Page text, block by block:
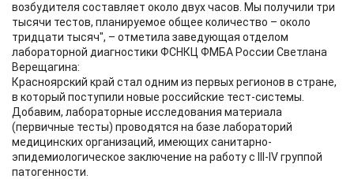
возбудителя составляет около двух часов. Мы получили три
тысячи тестов, планируемое общее количество – около
тридцати тысяч", – отметила заведующая отделом
лабораторной диагностики ФСНКЦ ФМБА России Светлана
Верещагина:
Красноярский край стал одним из первых регионов в стране,
в который поступили новые российские тест-системы.
Добавим, лабораторные исследования материала
(первичные тесты) проводятся на базе лабораторий
медицинских организаций, имеющих санитарно-
эпидемиологическое заключение на работу с III-IV группой
патогенности.